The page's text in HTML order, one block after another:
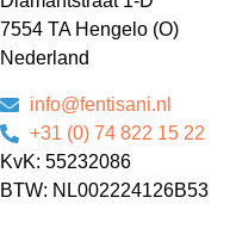
7554 TA Hengelo (O)
Nederland
info@fentisani.nl
+31 (0) 74 822 15 22
KvK: 55232086
BTW: NL002224126B53